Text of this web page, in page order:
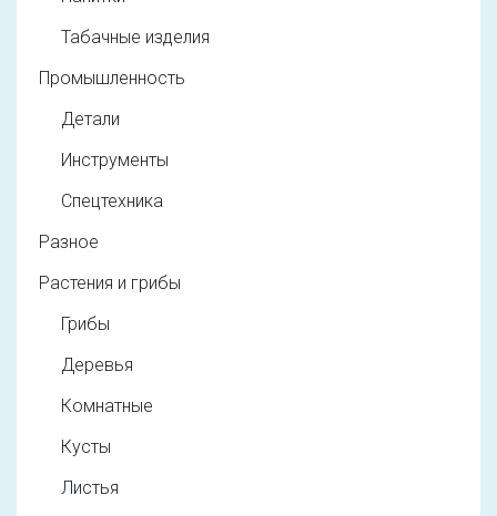
Табачные изделия
Промышленность
Детали
Инструменты
Спецтехника
Разное
Растения и грибы
Грибы
Деревья
Комнатные
Кусты
Листья